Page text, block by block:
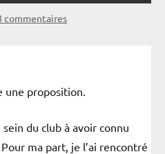
commentaires
proposition.
du club à avoir connu
ma part, je l’ai rencontré